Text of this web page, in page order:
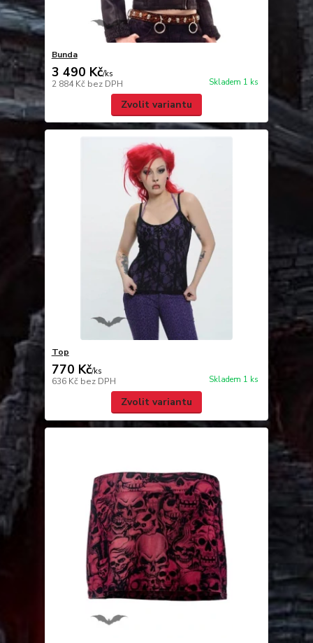
Bunda
3 490 Kč/ks
2 884 Kč bez DPH Skladem 1 ks
Zvolit variantu
Top
770 Kč/ks
636 Kč bez DPH Skladem 1 ks
Zvolit variantu